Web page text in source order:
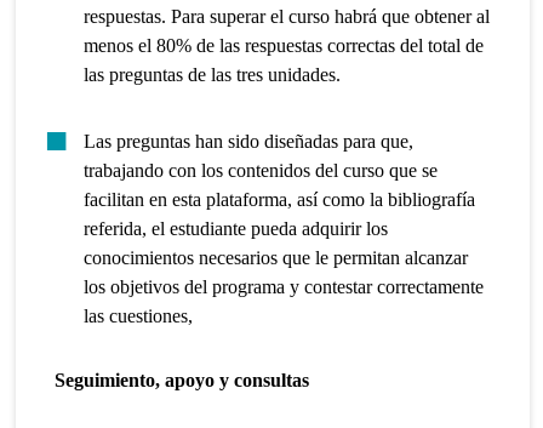
respuestas. Para superar el curso habrá que obtener al
menos el 80% de las respuestas correctas del total de
las preguntas de las tres unidades.
Las preguntas han sido diseñadas para que,
trabajando con los contenidos del curso que se
facilitan en esta plataforma, así como la bibliografía
referida, el estudiante pueda adquirir los
conocimientos necesarios que le permitan alcanzar
los objetivos del programa y contestar correctamente
las cuestiones,
Seguimiento, apoyo y consultas